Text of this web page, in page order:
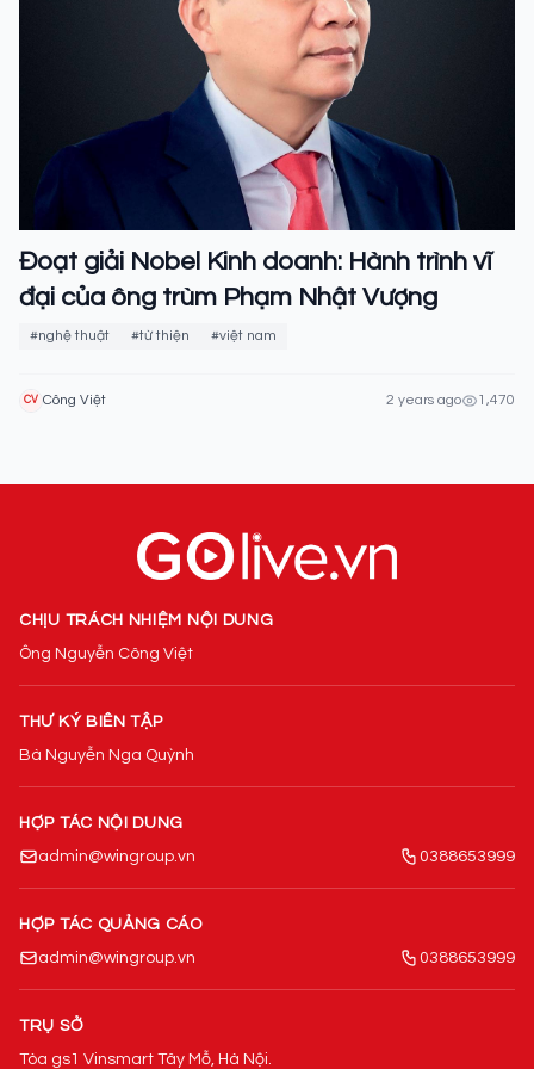
Đoạt giải Nobel Kinh doanh: Hành trình vĩ
đại của ông trùm Phạm Nhật Vượng
#nghệ thuật #từ thiện #việt nam
CV Công Việt 2 years ago 1,470
CHỊU TRÁCH NHIỆM NỘI DUNG
Ông Nguyễn Công Việt
THƯ KÝ BIÊN TẬP
Bà Nguyễn Nga Quỳnh
HỢP TÁC NỘI DUNG
admin@wingroup.vn
0388653999
HỢP TÁC QUẢNG CÁO
admin@wingroup.vn
0388653999
TRỤ SỞ
Tòa gs1 Vinsmart Tây Mỗ, Hà Nội.